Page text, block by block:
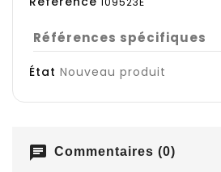
Références spécifiques
État Nouveau produit
chat Commentaires (0)